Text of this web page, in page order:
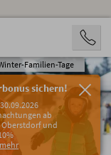
Familien-Tage
sichern!
ab
Oberstdorf und
mehr